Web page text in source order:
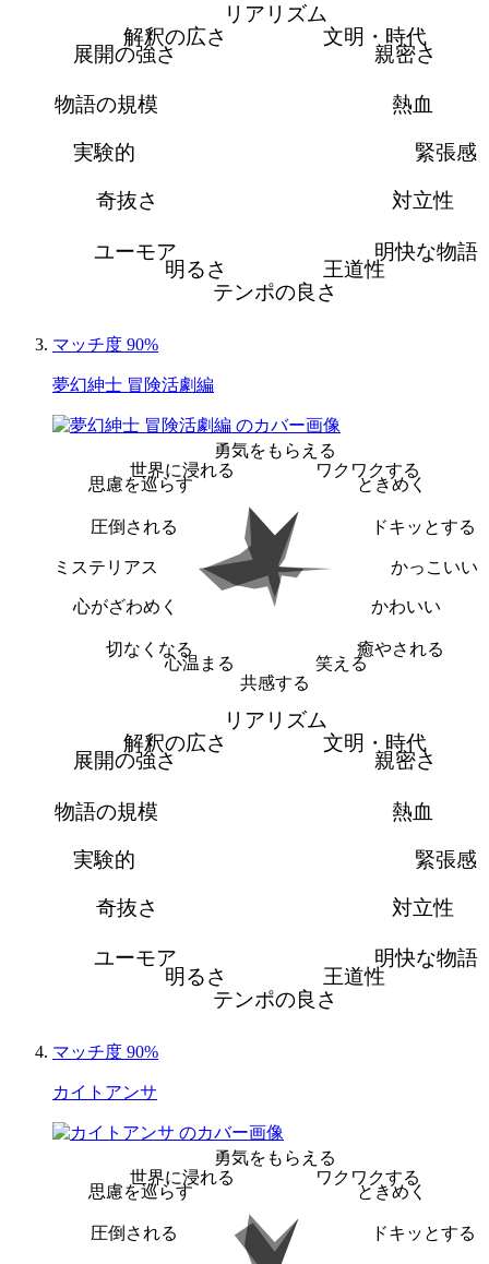
リアリズム
文明・時代
親密さ
熱血
緊張感
対立性
明快な物語
王道性
テンポの良さ
明るさ
ユーモア
奇抜さ
実験的
物語の規模
展開の強さ
解釈の広さ
マッチ度 90%
夢幻紳士 冒険活劇編
勇気をもらえる
ワクワクする
ときめく
ドキッとする
かっこいい
かわいい
癒やされる
笑える
共感する
心温まる
切なくなる
心がざわめく
ミステリアス
圧倒される
思慮を巡らす
世界に浸れる
リアリズム
文明・時代
親密さ
熱血
緊張感
対立性
明快な物語
王道性
テンポの良さ
明るさ
ユーモア
奇抜さ
実験的
物語の規模
展開の強さ
解釈の広さ
マッチ度 90%
カイトアンサ
勇気をもらえる
ワクワクする
ときめく
ドキッとする
圧倒される
思慮を巡らす
世界に浸れる